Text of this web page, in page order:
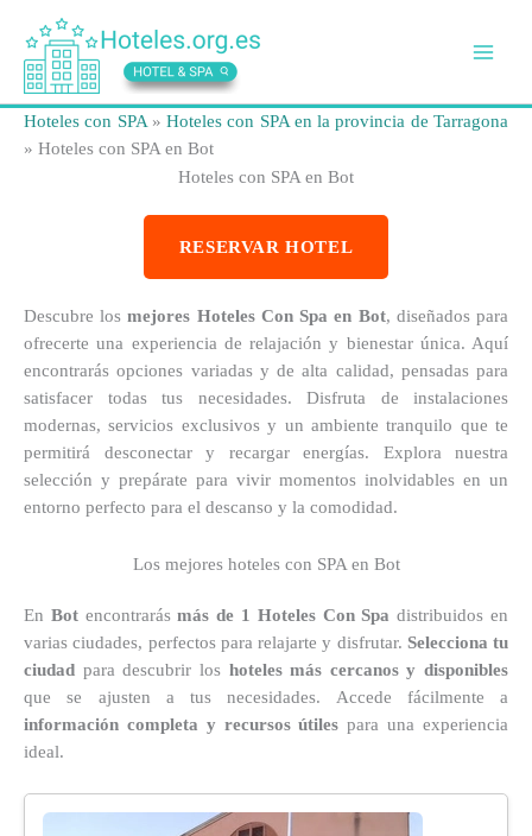
contenido
Hoteles con SPA»Hoteles con SPA en la provincia de Tarragona
» Hoteles con SPA en Bot
Hoteles con SPA en Bot
RESERVAR HOTEL
Descubre losmejores Hoteles Con Spa en Bot, diseñados para
ofrecerte una experiencia de relajación y bienestar única. Aquí
encontrarás opciones variadas y de alta calidad, pensadas para
satisfacer todas tus necesidades. Disfruta de instalaciones
modernas, servicios exclusivos y un ambiente tranquilo que te
permitirá desconectar y recargar energías. Explora nuestra
selección y prepárate para vivir momentos inolvidables en un
entorno perfecto para el descanso y la comodidad.
Los mejores hoteles con SPA en Bot
En Botencontrarásmás de 1 Hoteles Con Spa distribuidos en
varias ciudades, perfectos para relajarte y disfrutar. Selecciona tu
ciudad para descubrir los hoteles más cercanos y disponibles
que se ajusten a tus necesidades. Accede fácilmente a
información completa y recursos útiles para una experiencia
ideal.